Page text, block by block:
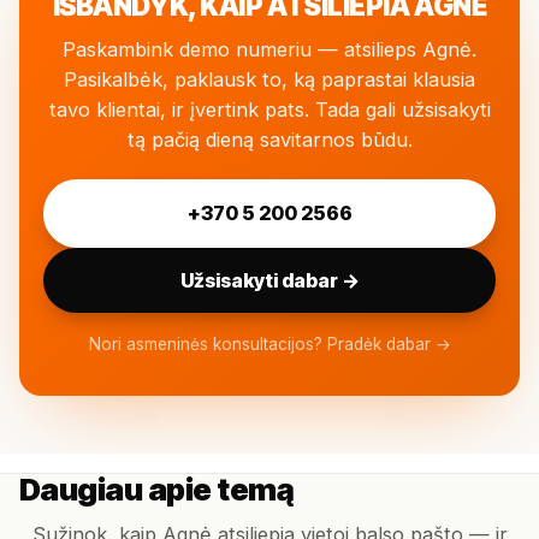
Paskambink demo numeriu — atsilieps Agnė.
Pasikalbėk, paklausk to, ką paprastai klausia
tavo klientai, ir įvertink pats. Tada gali užsisakyti
tą pačią dieną savitarnos būdu.
+370 5 200 2566
Užsisakyti dabar →
Nori asmeninės konsultacijos? Pradėk dabar →
Daugiau apie temą